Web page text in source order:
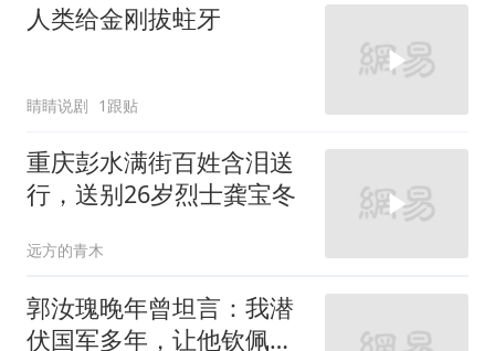
人类给金刚拔蛀牙
睛睛说剧 1跟贴
重庆彭水满街百姓含泪送
行，送别26岁烈士龚宝冬
远方的青木
郭汝瑰晚年曾坦言：我潜
伏国军多年，让他钦佩的